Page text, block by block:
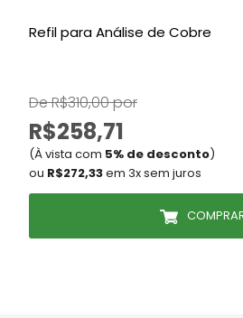
Refil para Análise de Cobre
De R$310,00 por
R$258,71
(À vista com 5% de desconto)
ou R$272,33em 3x sem juros